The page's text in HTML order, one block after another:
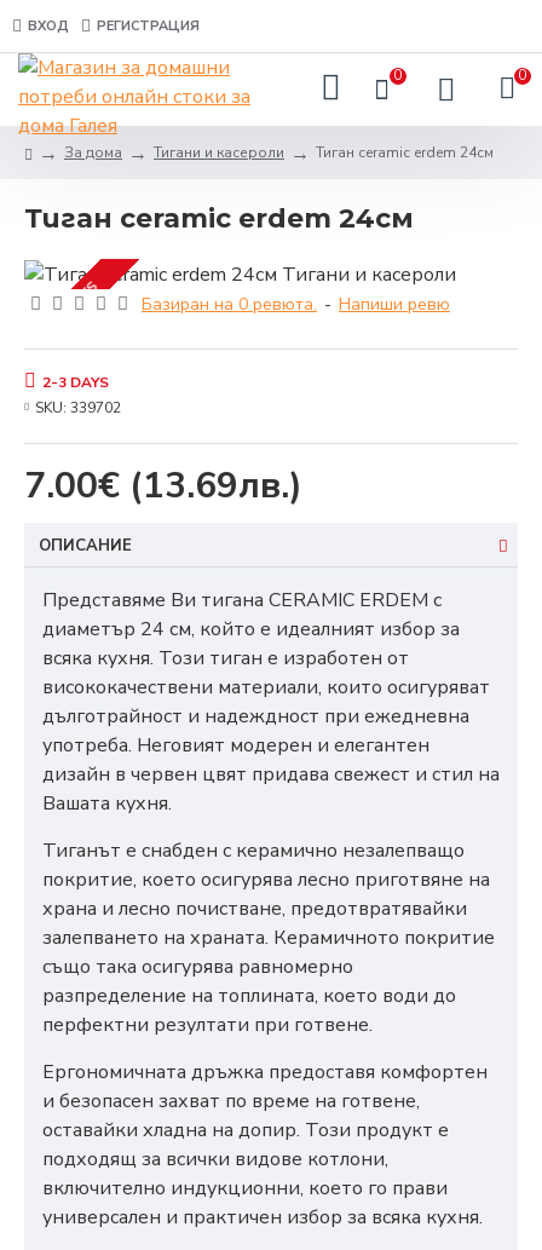
ВХОД РЕГИСТРАЦИЯ
0 0
За дома Тигани и касероли Тиган ceramic erdem 24см
Тиган ceramic erdem 24см
2-3 DAYS Базиран на 0 ревюта. - Напиши ревю
7.00€ (13.69лв.)
2-3 DAYS
SKU: 339702
ОПИСАНИЕ
Представяме Ви тигана CERAMIC ERDEM с
диаметър 24 см, който е идеалният избор за
всяка кухня. Този тиган е изработен от
висококачествени материали, които осигуряват
дълготрайност и надеждност при ежедневна
употреба. Неговият модерен и елегантен
дизайн в червен цвят придава свежест и стил на
Вашата кухня.
Тиганът е снабден с керамично незалепващо
покритие, което осигурява лесно приготвяне на
храна и лесно почистване, предотвратявайки
залепването на храната. Керамичното покритие
също така осигурява равномерно
разпределение на топлината, което води до
перфектни резултати при готвене.
Ергономичната дръжка предоставя комфортен
и безопасен захват по време на готвене,
оставайки хладна на допир. Този продукт е
подходящ за всички видове котлони,
включително индукционни, което го прави
универсален и практичен избор за всяка кухня.